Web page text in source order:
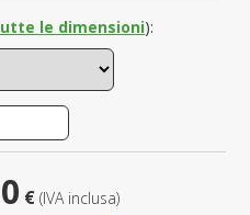
le dimensioni):
€ (IVA inclusa)